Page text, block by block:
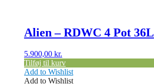
Alien – RDWC 4 Pot 36L
5.900,00 kr.
Tilføj til kurv
Add to Wishlist
Add to Wishlist